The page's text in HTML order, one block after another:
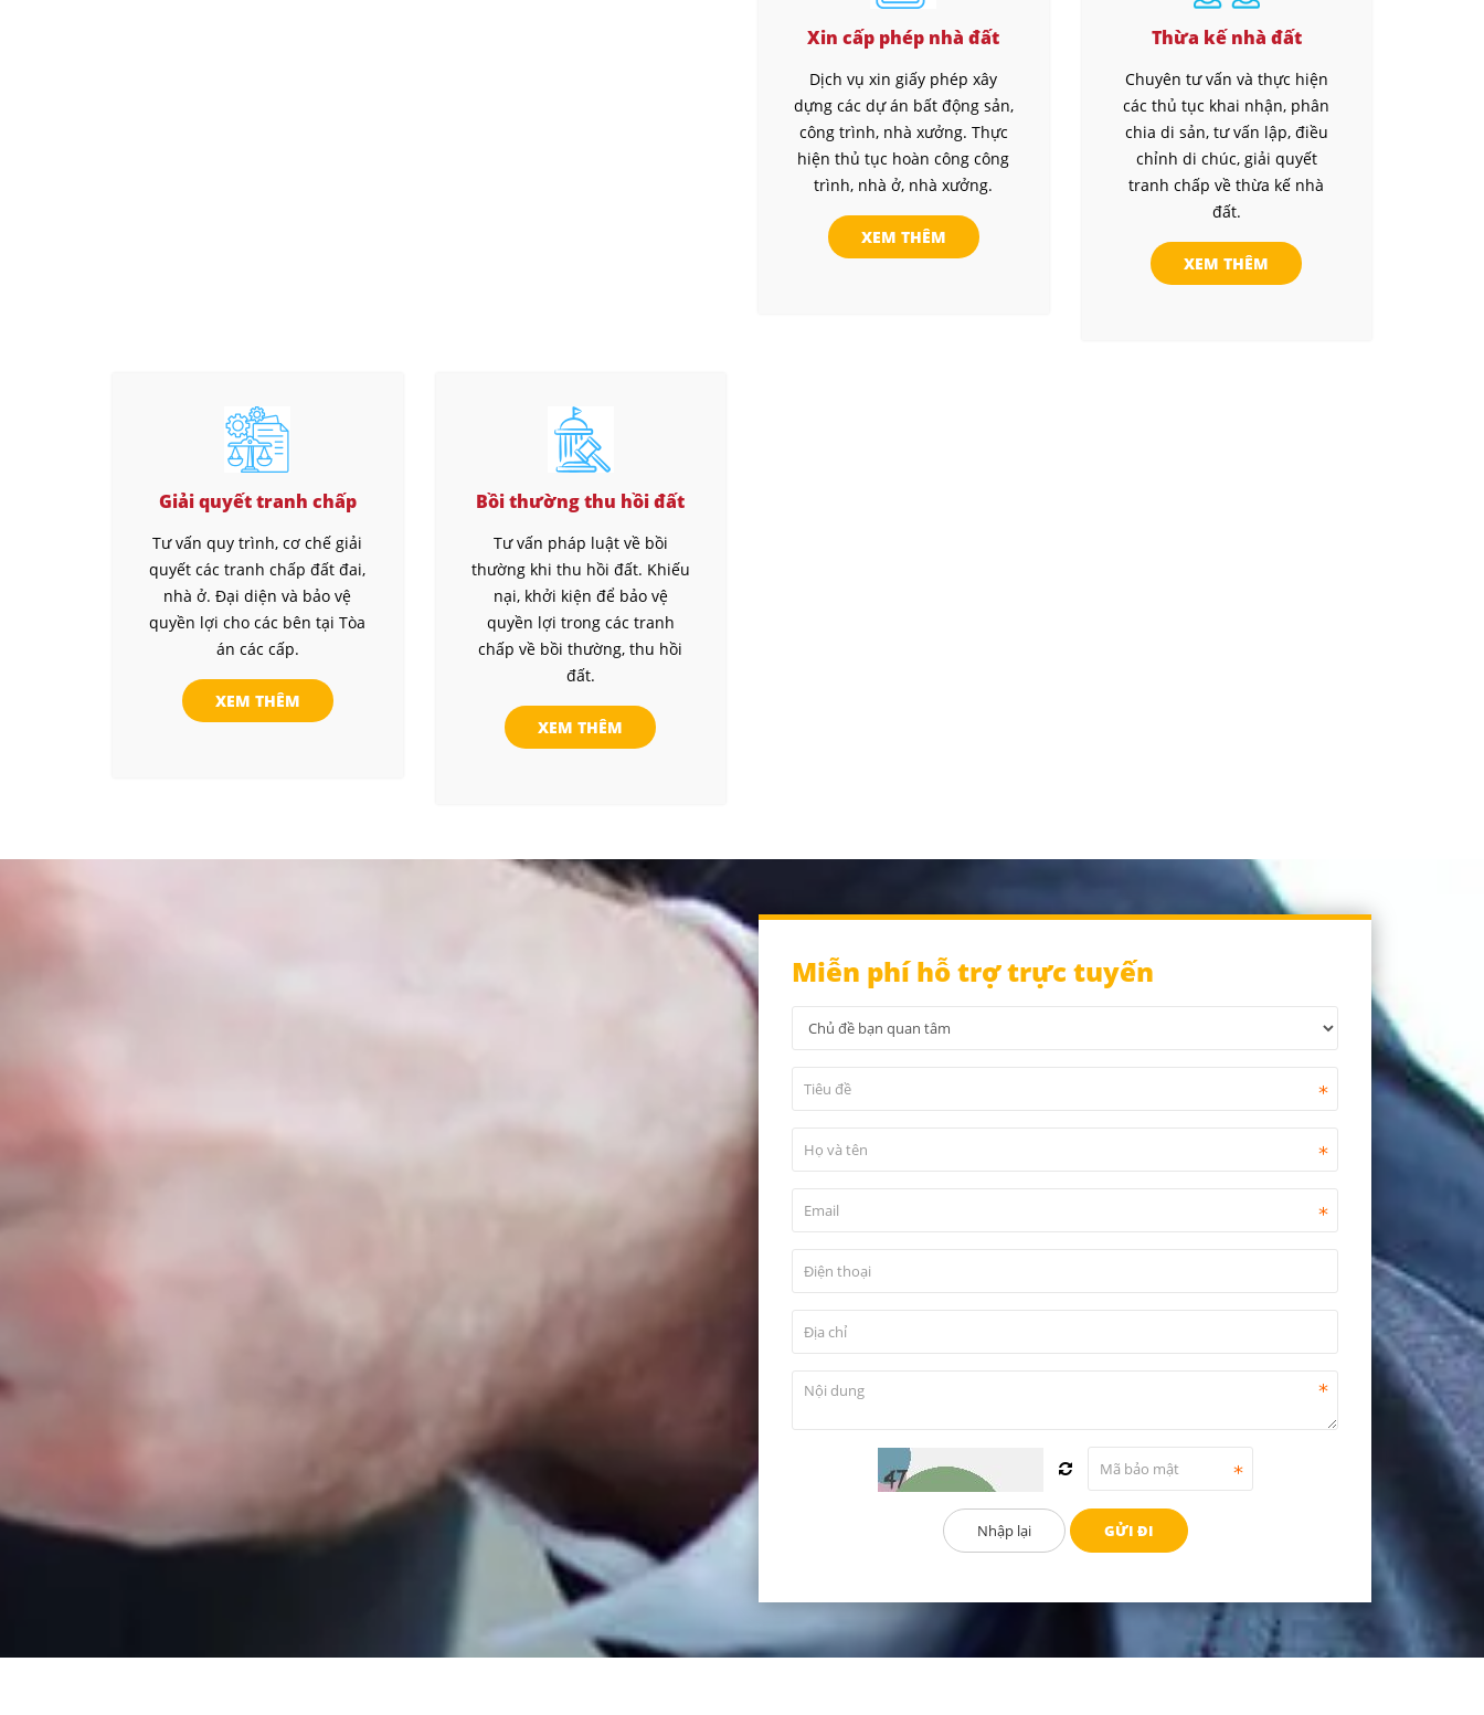
Xin cấp phép nhà đất
Dịch vụ xin giấy phép xây
dựng các dự án bất động sản,
công trình, nhà xưởng. Thực
hiện thủ tục hoàn công công
trình, nhà ở, nhà xưởng.
XEM THÊM
Thừa kế nhà đất
Chuyên tư vấn và thực hiện
các thủ tục khai nhận, phân
chia di sản, tư vấn lập, điều
chỉnh di chúc, giải quyết
tranh chấp về thừa kế nhà
đất.
XEM THÊM
Giải quyết tranh chấp
Tư vấn quy trình, cơ chế giải
quyết các tranh chấp đất đai,
nhà ở. Đại diện và bảo vệ
quyền lợi cho các bên tại Tòa
án các cấp.
XEM THÊM
Bồi thường thu hồi đất
Tư vấn pháp luật về bồi
thường khi thu hồi đất. Khiếu
nại, khởi kiện để bảo vệ
quyền lợi trong các tranh
chấp về bồi thường, thu hồi
đất.
XEM THÊM
Miễn phí hỗ trợ trực tuyến